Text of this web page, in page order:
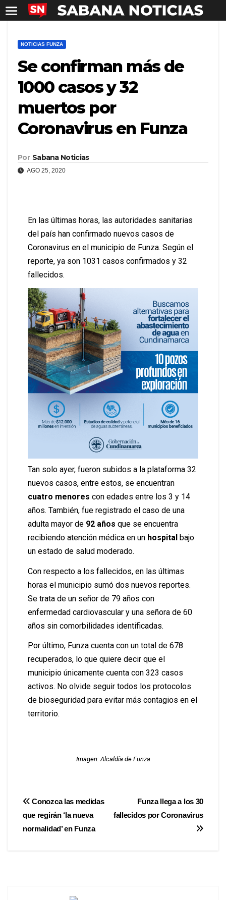
NOTICIAS FUNZA
Se confirman más de
1000 casos y 32
muertos por
Coronavirus en Funza
Por Sabana Noticias
AGO 25, 2020
En las últimas horas, las autoridades sanitarias
del país han confirmado nuevos casos de
Coronavirus en el municipio de Funza. Según el
reporte, ya son 1031 casos confirmados y 32
fallecidos.
Tan solo ayer, fueron subidos a la plataforma 32
nuevos casos, entre estos, se encuentran
cuatro menores con edades entre los 3 y 14
años. También, fue registrado el caso de una
adulta mayor de 92 años que se encuentra
recibiendo atención médica en un hospital bajo
un estado de salud moderado.
Con respecto a los fallecidos, en las últimas
horas el municipio sumó dos nuevos reportes.
Se trata de un señor de 79 años con
enfermedad cardiovascular y una señora de 60
años sin comorbilidades identificadas.
Por último, Funza cuenta con un total de 678
recuperados, lo que quiere decir que el
municipio únicamente cuenta con 323 casos
activos. No olvide seguir todos los protocolos
de bioseguridad para evitar más contagios en el
territorio.
Imagen: Alcaldía de Funza
Funza llega a los 30
fallecidos por Coronavirus
Conozca las medidas
que regirán ‘la nueva
normalidad’ en Funza